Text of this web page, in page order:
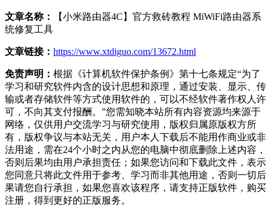
文章名称：
【小米路由器4C】官方救砖教程 MiWiFi路由器系
统修复工具
文章链接： https://www.xtdiguo.com/13672.html
免责声明： 根据《计算机软件保护条例》第十七条规定“为了
学习和研究软件内含的设计思想和原理，通过安装、显示、传
输或者存储软件等方式使用软件的，可以不经软件著作权人许
可，不向其支付报酬。”您需知晓本站所有内容资源均来源于
网络，仅供用户交流学习与研究使用，版权归属原版权方所
有，版权争议与本站无关，用户本人下载后不能用作商业或非
法用途，需在24个小时之内从您的电脑中彻底删除上述内容，
否则后果均由用户承担责任；如果您访问和下载此文件，表示
您同意只将此文件用于参考、学习而非其他用途，否则一切后
果请您自行承担，如果您喜欢该程序，请支持正版软件，购买
注册，得到更好的正版服务。